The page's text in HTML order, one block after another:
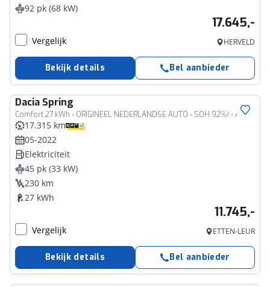
92 pk (68 kW)
17.645,-
Vergelijk HERVELD
Bekijk details Bel aanbieder
Dacia Spring
Comfort 27 kWh - ORIGINEEL NEDERLANDSE AUTO - SOH 92%! - AIRCO - AUTONOMOUS EMERGENCY BRAKING - DAB ONTVANGER - LICHTMETALEN VELGEN 14" - STOF/KUNSTLEDEREN BEKLEDING - DAKRAILS - ELEKTRISCHE RAMEN VOOR EN ACHTER - BLUETOOTH TELEFOONVOORBEREIDING
17.315 km
05-2022
Elektriciteit
45 pk (33 kW)
230 km
27 kWh
11.745,-
Vergelijk ETTEN-LEUR
Bekijk details Bel aanbieder